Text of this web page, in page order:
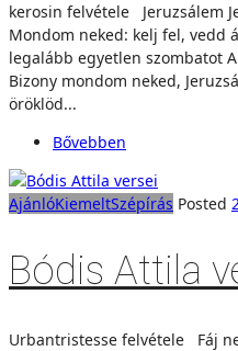
kerosin felvétele Jeruzsálem
Mondom neked: kelj fel, vedd
legalább egyetlen szombatot
Bizony mondom neked,
öröklöd...
Bővebben
AjánlóKiemeltSzépírás Posted
Bódis Attila
Urbantristesse felvétele Fáj